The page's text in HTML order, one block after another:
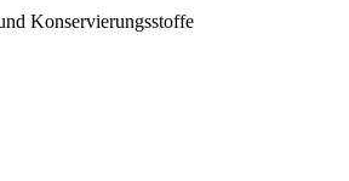
Konservierungsstoffe